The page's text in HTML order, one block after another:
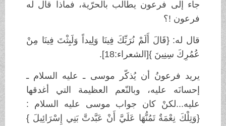
جاء إلى فرعون يطالب بالحرّية، فماذا قال له
فرعون !؟
قال له: {قَالَ أَلَمْ نُرَبِّكَ فِينَا وَلِيداً وَلَبِثْتَ فِينَا مِنْ
عُمُرِكَ سِنِينَ }[الشعراء:18].
يريد فرعونُ أن يُذكّر موسى ـ عليه السلام ـ
إحسانَه عليه، وبالنّعم العظيمة التي أغدقها
عليه...لكنْ كان جواب موسى عليه السلام :
{وَتِلْكَ نِعْمَةٌ تَمُنُّهَا عَلَيَّ أَنْ عَبَّدتَّ بَنِي إِسْرَائِيلَ }